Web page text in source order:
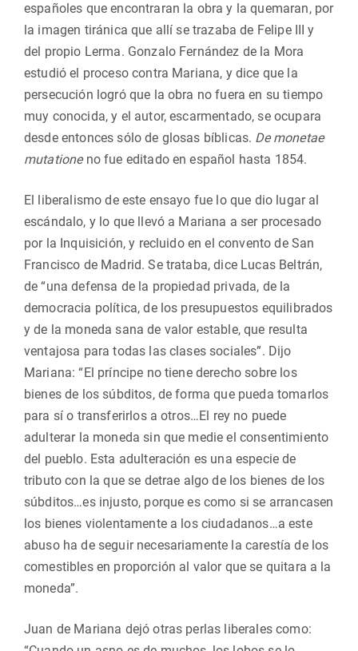
españoles que encontraran la obra y la quemaran, por
la imagen tiránica que allí se trazaba de Felipe III y
del propio Lerma. Gonzalo Fernández de la Mora
estudió el proceso contra Mariana, y dice que la
persecución logró que la obra no fuera en su tiempo
muy conocida, y el autor, escarmentado, se ocupara
desde entonces sólo de glosas bíblicas. De monetae
mutatione no fue editado en español hasta 1854.
El liberalismo de este ensayo fue lo que dio lugar al
escándalo, y lo que llevó a Mariana a ser procesado
por la Inquisición, y recluido en el convento de San
Francisco de Madrid. Se trataba, dice Lucas Beltrán,
de “una defensa de la propiedad privada, de la
democracia política, de los presupuestos equilibrados
y de la moneda sana de valor estable, que resulta
ventajosa para todas las clases sociales”. Dijo
Mariana: “El príncipe no tiene derecho sobre los
bienes de los súbditos, de forma que pueda tomarlos
para sí o transferirlos a otros…El rey no puede
adulterar la moneda sin que medie el consentimiento
del pueblo. Esta adulteración es una especie de
tributo con la que se detrae algo de los bienes de los
súbditos…es injusto, porque es como si se arrancasen
los bienes violentamente a los ciudadanos…a este
abuso ha de seguir necesariamente la carestía de los
comestibles en proporción al valor que se quitara a la
moneda”.
Juan de Mariana dejó otras perlas liberales como: